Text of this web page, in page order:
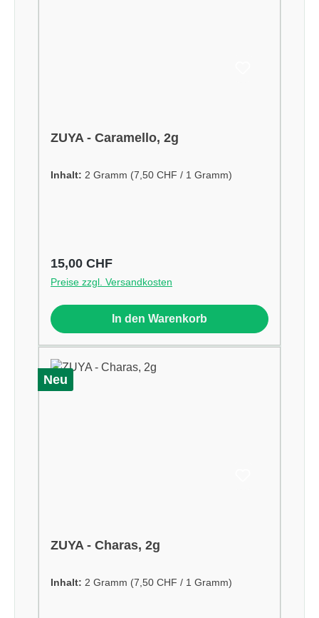
ZUYA - Caramello, 2g
Inhalt: 2 Gramm (7,50 CHF / 1 Gramm)
Regulärer Preis:
15,00 CHF
Preise zzgl. Versandkosten
In den Warenkorb
Neu
ZUYA - Charas, 2g
Inhalt: 2 Gramm (7,50 CHF / 1 Gramm)